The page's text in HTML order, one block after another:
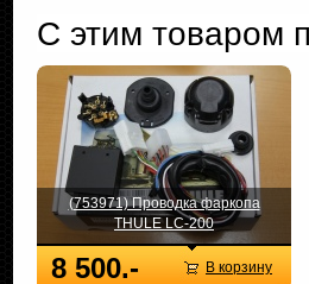
С этим товаром
(753971) Проводка фаркопа
THULE LC-200
8 500.- В корзину